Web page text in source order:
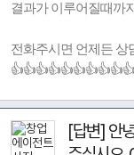
결과가 이루어질때까
전화주시면 언제든 상
[답변] 안